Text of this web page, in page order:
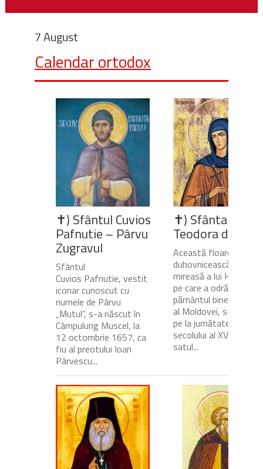
7 August
Calendar ortodox
✝) Sfântul Cuvios
Pafnutie – Pârvu
Zugravul
Sfântul
Cuvios Pafnutie, vestit
iconar cunoscut cu
numele de Pârvu
„Mutul”, s-a născut în
Câmpulung Muscel, la
12 octombrie 1657, ca
fiu al preotului Ioan
Pârvescu...
✝) Sfânta
Teodora de la
Această floare
duhovnicească și
mireasă a lui Hristos,
pe care a odrăslit-o
pământul
al Moldovei, s-a
pe la jumătatea
secolului al XVII-lea, în
satul...